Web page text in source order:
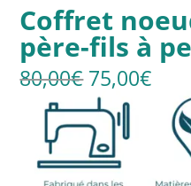
Coffret
père-fils à
80,00€ Le
prix
initial
était :
80,00€.
75,00€
prix
est :